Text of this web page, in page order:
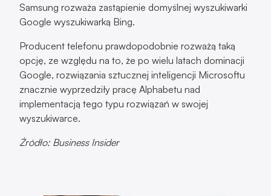
Samsung rozważa zastąpienie domyślnej wyszukiwarki
Google wyszukiwarką Bing.
Producent telefonu prawdopodobnie rozważą taką
opcję, ze względu na to, że po wielu latach dominacji
Google, rozwiązania sztucznej inteligencji Microsoftu
znacznie wyprzedziły pracę Alphabetu nad
implementacją tego typu rozwiązań w swojej
wyszukiwarce.
Źródło: Business Insider